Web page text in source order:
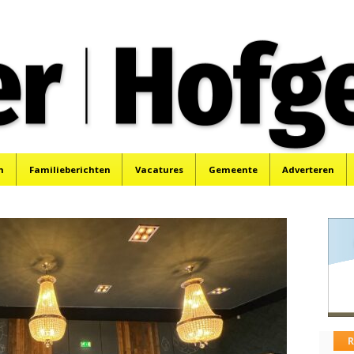
Familieberichten Vacatures Gemeente Adverteren